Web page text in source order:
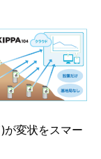
が変状をスマー